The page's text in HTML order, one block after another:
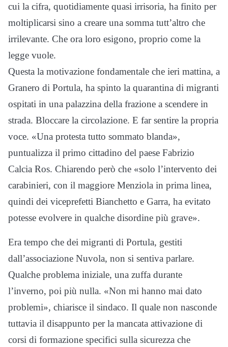
cui la cifra, quotidiamente quasi irrisoria, ha finito per
moltiplicarsi sino a creare una somma tutt’altro che
irrilevante. Che ora loro esigono, proprio come la
legge vuole.
Questa la motivazione fondamentale che ieri mattina, a
Granero di Portula, ha spinto la quarantina di migranti
ospitati in una palazzina della frazione a scendere in
strada. Bloccare la circolazione. E far sentire la propria
voce. «Una protesta tutto sommato blanda»,
puntualizza il primo cittadino del paese Fabrizio
Calcia Ros. Chiarendo però che «solo l’intervento dei
carabinieri, con il maggiore Menziola in prima linea,
quindi dei viceprefetti Bianchetto e Garra, ha evitato
potesse evolvere in qualche disordine più grave».
Era tempo che dei migranti di Portula, gestiti
dall’associazione Nuvola, non si sentiva parlare.
Qualche problema iniziale, una zuffa durante
l’inverno, poi più nulla. «Non mi hanno mai dato
problemi», chiarisce il sindaco. Il quale non nasconde
tuttavia il disappunto per la mancata attivazione di
corsi di formazione specifici sulla sicurezza che